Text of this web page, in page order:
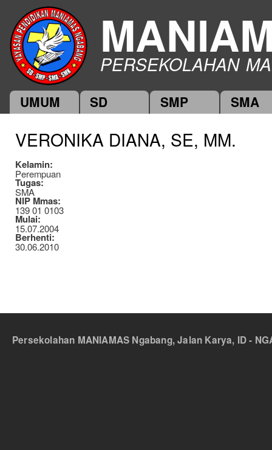
PERSEKOLAHAN
Main menu
UMUM SD SMP SMA
VERONIKA DIANA, SE, MM.
Kelamin:
Perempuan
Tugas:
SMA
NIP Mmas:
139 01 0103
Mulai:
15.07.2004
Berhenti:
30.06.2010
Persekolahan MANIAMAS Ngabang, Jalan Karya, ID -